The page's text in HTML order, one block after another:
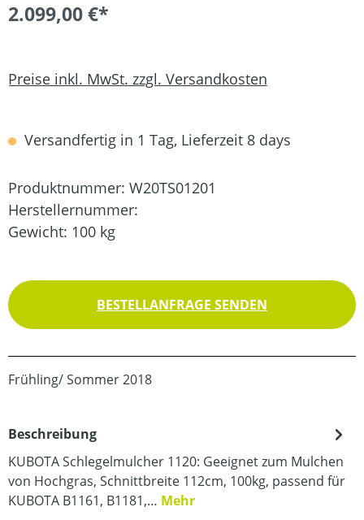
2.099,00 €*
Preise inkl. MwSt. zzgl. Versandkosten
Versandfertig in 1 Tag, Lieferzeit 8 days
Produktnummer: W20TS01201
Herstellernummer:
Gewicht: 100 kg
BESTELLANFRAGE SENDEN
Frühling/ Sommer 2018
Beschreibung
KUBOTA Schlegelmulcher 1120: Geeignet zum Mulchen
von Hochgras, Schnittbreite 112cm, 100kg, passend für
KUBOTA B1161, B1181,… Mehr